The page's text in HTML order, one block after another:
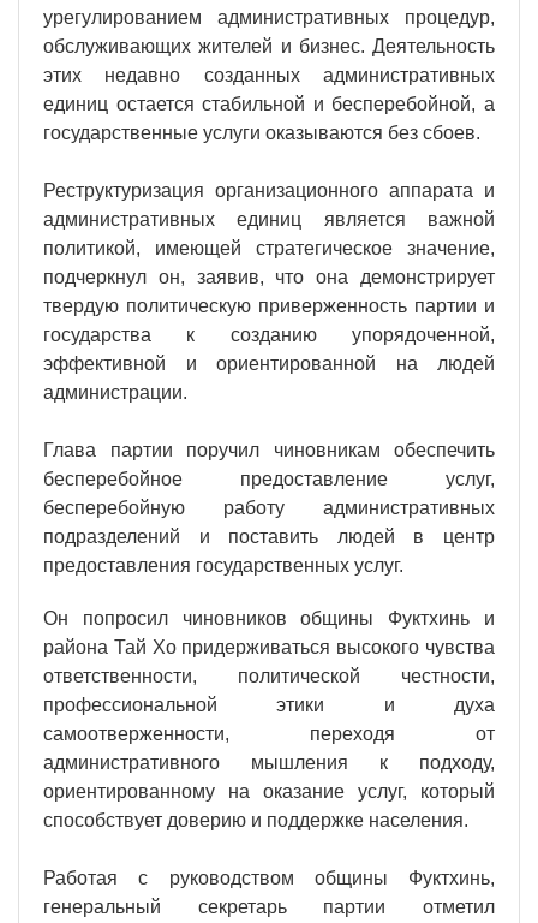
урегулированием административных процедур,
обслуживающих жителей и бизнес. Деятельность
этих недавно созданных административных
единиц остается стабильной и бесперебойной, а
государственные услуги оказываются без сбоев.
Реструктуризация организационного аппарата и
административных единиц является важной
политикой, имеющей стратегическое значение,
подчеркнул он, заявив, что она демонстрирует
твердую политическую приверженность партии и
государства к созданию упорядоченной,
эффективной и ориентированной на людей
администрации.
Глава партии поручил чиновникам обеспечить
бесперебойное предоставление услуг,
бесперебойную работу административных
подразделений и поставить людей в центр
предоставления государственных услуг.
Он попросил чиновников общины Фуктхинь и
района Тай Хо придерживаться высокого чувства
ответственности, политической честности,
профессиональной этики и духа
самоотверженности, переходя от
административного мышления к подходу,
ориентированному на оказание услуг, который
способствует доверию и поддержке населения.
Работая с руководством общины Фуктхинь,
генеральный секретарь партии отметил